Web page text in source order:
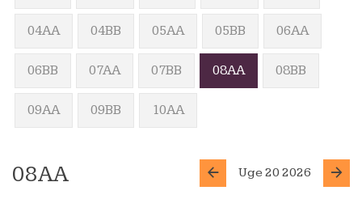
04AA 04BB 05AA 05BB 06AA
06BB 07AA 07BB 08AA 08BB
09AA 09BB 10AA
08AA Uge 20 2026